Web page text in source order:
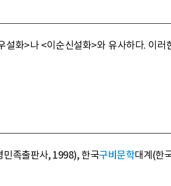
화>나 <이순신설화>와 유사하다. 이
민족출판사, 1998), 한국구비문학대계(한